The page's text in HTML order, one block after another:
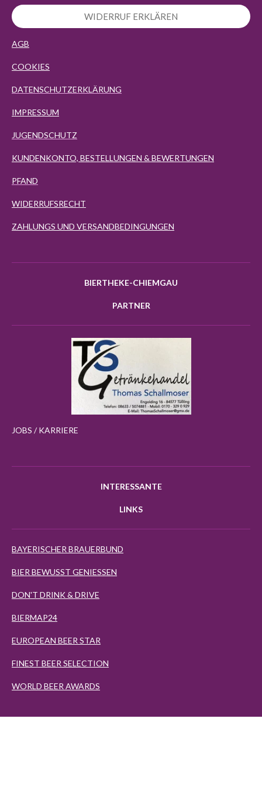
WIDERRUF ERKLÄREN
AGB
COOKIES
DATENSCHUTZERKLÄRUNG
IMPRESSUM
JUGENDSCHUTZ
KUNDENKONTO, BESTELLUNGEN & BEWERTUNGEN
PFAND
WIDERRUFSRECHT
ZAHLUNGS UND VERSANDBEDINGUNGEN
BIERTHEKE-CHIEMGAU
PARTNER
JOBS / KARRIERE
INTERESSANTE
LINKS
BAYERISCHER BRAUERBUND
BIER BEWUSST GENIESSEN
DON'T DRINK & DRIVE
BIERMAP24
EUROPEAN BEER STAR
FINEST BEER SELECTION
WORLD BEER AWARDS